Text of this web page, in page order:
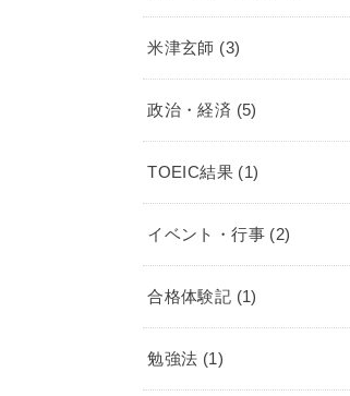
米津玄師 (3)
政治・経済 (5)
TOEIC結果 (1)
イベント・行事 (2)
合格体験記 (1)
勉強法 (1)